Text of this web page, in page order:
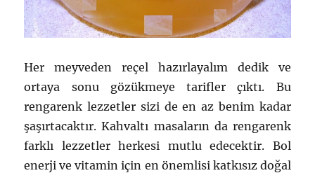
Her meyveden reçel hazırlayalım dedik ve
ortaya sonu gözükmeye tarifler çıktı. Bu
rengarenk lezzetler sizi de en az benim kadar
şaşırtacaktır. Kahvaltı masaların da rengarenk
farklı lezzetler herkesi mutlu edecektir. Bol
enerji ve vitamin için en önemlisi katkısız doğal